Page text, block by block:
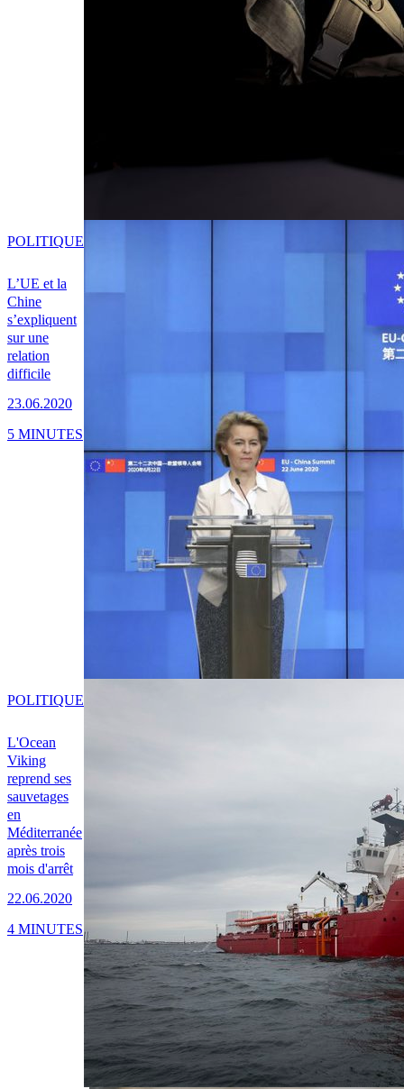
L’UE et la
Chine
s’expliquent
sur une
relation
difficile
23.06.2020
POLITIQUE
5 MINUTES
L'Ocean
Viking
reprend ses
sauvetages
en
Méditerranée
après trois
mois d'arrêt
22.06.2020
POLITIQUE
4 MINUTES